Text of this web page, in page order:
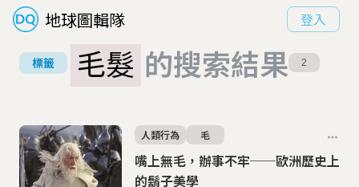
地球圖輯隊 登入
標籤 毛髮 的搜索結果 2
嘴上無毛，辦事不牢──歐洲歷史上
的鬍子美學
人類行為 毛